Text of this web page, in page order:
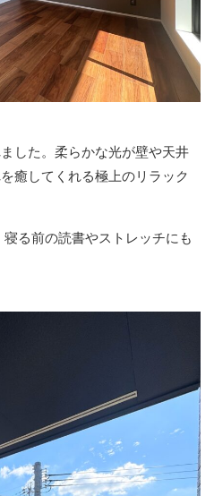
した。柔らかな光が壁や天井
癒してくれる極上のリラック
る前の読書やストレッチにも